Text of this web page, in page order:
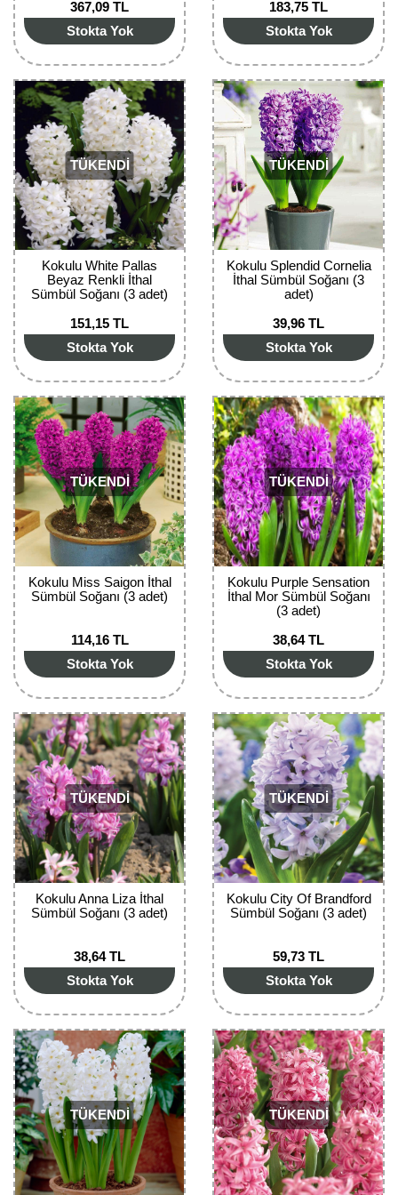
367,09 TL
Stokta Yok
183,75 TL
Stokta Yok
TÜKENDİ
Kokulu White Pallas
Beyaz Renkli İthal
Sümbül Soğanı (3 adet)
151,15 TL
Stokta Yok
TÜKENDİ
Kokulu Splendid Cornelia
İthal Sümbül Soğanı (3
adet)
39,96 TL
Stokta Yok
TÜKENDİ
Kokulu Miss Saigon İthal
Sümbül Soğanı (3 adet)
114,16 TL
Stokta Yok
TÜKENDİ
Kokulu Purple Sensation
İthal Mor Sümbül Soğanı
(3 adet)
38,64 TL
Stokta Yok
TÜKENDİ
Kokulu Anna Liza İthal
Sümbül Soğanı (3 adet)
38,64 TL
Stokta Yok
TÜKENDİ
Kokulu City Of Brandford
Sümbül Soğanı (3 adet)
59,73 TL
Stokta Yok
TÜKENDİ TÜKENDİ
Bektaşi Üzümü Fidanı
Böğürtlen Fidanı
Ceviz Fidanı
Dut Fidanı
Elma Fidanı
Erik Fidanı
Feijoa Fidanı
Fidan Anaçları ve Aşı Kalemleri
Fındık Fidanı
Frenk Üzümü Fidanı
Girebolu Fidanı
Goji Berry Fidanı
Hünnap Fidanı
İncir Fidanı
Kapari Gebre Otu Fidanı
Kayısı Fidanı
Kestane Fidanı
Kivi Fidanı
Kızılcık Fidanı
Kocayemiş Fidanı
Kuşburnu Fidanı
Liçi Fidanı
Malta Eriği Fidanı
Mango Fidanı
Melez Meyveler
Murt Fidanı
Muşmula Fidanı
Muz Fidanı
Nostaljik Güller
Peyzaj Gülleri
Sarmaşık(Çardak) Gül Fidanları
Ters Lale Soğanı
Yılbaşı Gülü Çiçeği
Zambak Soğanı